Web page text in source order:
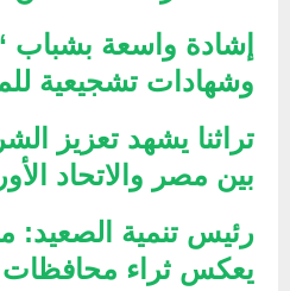
إشادة واسعة بشباب
وشهادات تشجيعية
تراثنا يشهد تعزيز
بين مصر والاتحاد
رئيس تنمية الصعيد:
يعكس ثراء